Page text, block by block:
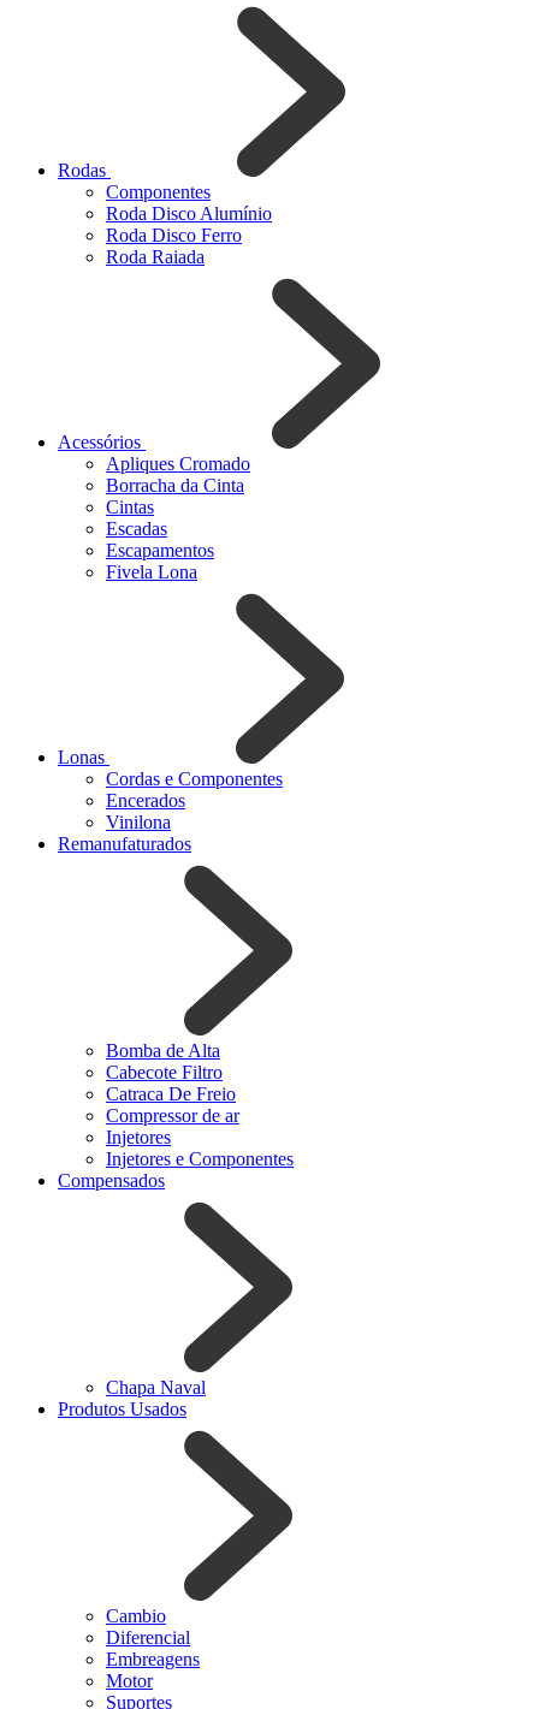
Rodas
Componentes
Roda Disco Alumínio
Roda Disco Ferro
Roda Raiada
Acessórios
Apliques Cromado
Borracha da Cinta
Cintas
Escadas
Escapamentos
Fivela Lona
Lonas
Cordas e Componentes
Encerados
Vinilona
Remanufaturados
Bomba de Alta
Cabecote Filtro
Catraca De Freio
Compressor de ar
Injetores
Injetores e Componentes
Compensados
Chapa Naval
Produtos Usados
Cambio
Diferencial
Embreagens
Motor
Suportes